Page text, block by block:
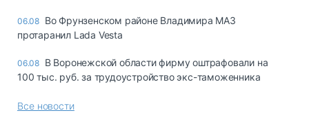
06.08 Во Фрунзенском районе Владимира МАЗ
протаранил Lada Vesta
06.08 В Воронежской области фирму оштрафовали на
100 тыс. руб. за трудоустройство экс-таможенника
Все новости